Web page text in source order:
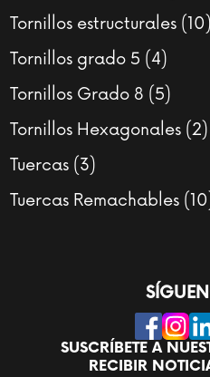
Tornillos estructurales 10
Tornillos grado 5 44
Tornillos Grado 8 55
Tornillos Hexagonales 22
Tuercas 33
productos
Tuercas Remachables 10
SUSCRÍBETE A
RECIBIR